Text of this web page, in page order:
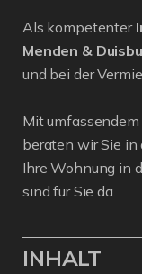
Als kompetenter
Menden &
und bei der
Mit
beraten wir Sie in
Ihre Wohnung in
sind für Sie da.
INHALT